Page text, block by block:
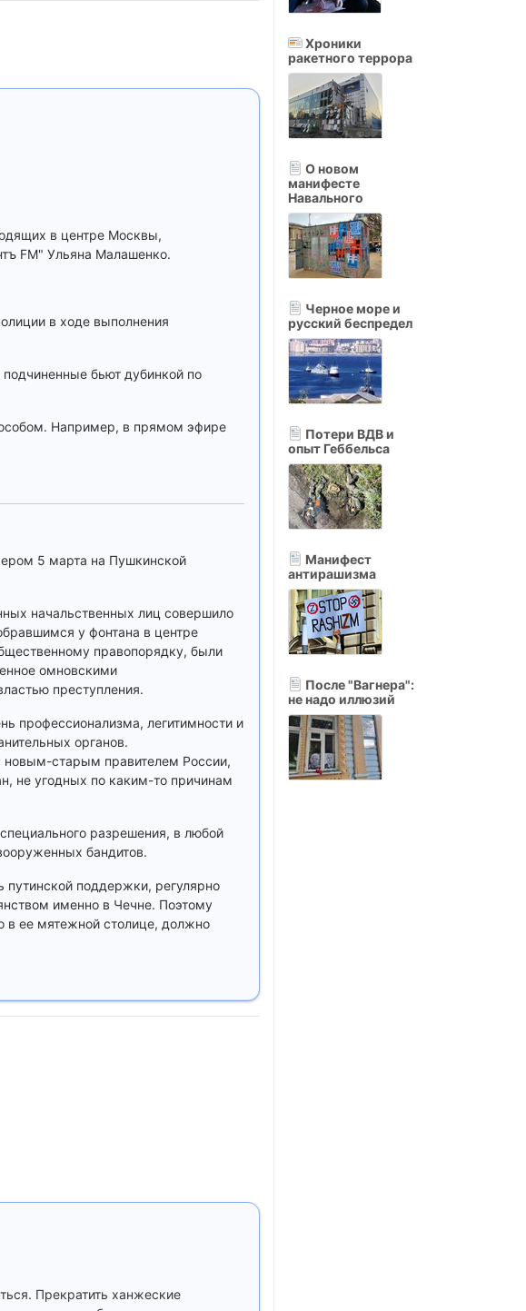
в центре Москвы,
FM" Ульяна Малашенко.
в ходе выполнения
бьют дубинкой по
Например, в прямом эфире
5 марта на Пушкинской
начальственных лиц совершило
у фонтана в центре
правопорядку, были
омновскими
преступления.
профессионализма, легитимности и
органов.
новым-старым правителем России,
не угодных по каким-то причинам
разрешения, в любой
бандитов.
путинской поддержки, регулярно
именно в Чечне. Поэтому
в ее мятежной столице, должно
Прекратить ханжеские
Хроники
ракетного террора
О новом
манифесте
Навального
Черное море и
русский беспредел
Потери ВДВ и
опыт Геббельса
Манифест
антирашизма
После "Вагнера":
не надо иллюзий